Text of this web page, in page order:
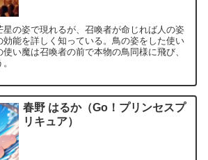
の姿で現れるが、召喚者が命じれば人の姿
効能を詳しく知っている。鳥の姿をした使い
い魔は召喚者の前で本物の鳥同様に飛び、
春野 はるか（Go！プリンセスプ
リキュア）